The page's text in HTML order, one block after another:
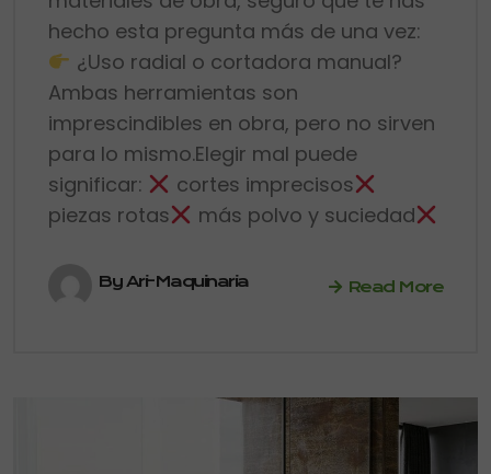
hecho esta pregunta más de una vez:
¿Uso radial o cortadora manual?
Ambas herramientas son
imprescindibles en obra, pero no sirven
para lo mismo.Elegir mal puede
significar:
cortes imprecisos
piezas rotas
más polvo y suciedad
By Ari-Maquinaria Read More